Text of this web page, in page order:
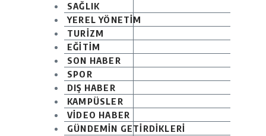
SAĞLIK
YEREL YÖNETİM
TURİZM
EĞİTİM
SON HABER
SPOR
DIŞ HABER
KAMPÜSLER
VİDEO HABER
GÜNDEMİN GETİRDİKLERİ